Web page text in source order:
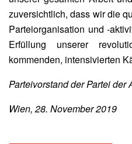
zuversichtlich, dass wir die
Parteiorganisation und
Erfüllung unserer
kommenden, intensivierten
Parteivorstand der Partei der
Wien, 28. November 2019